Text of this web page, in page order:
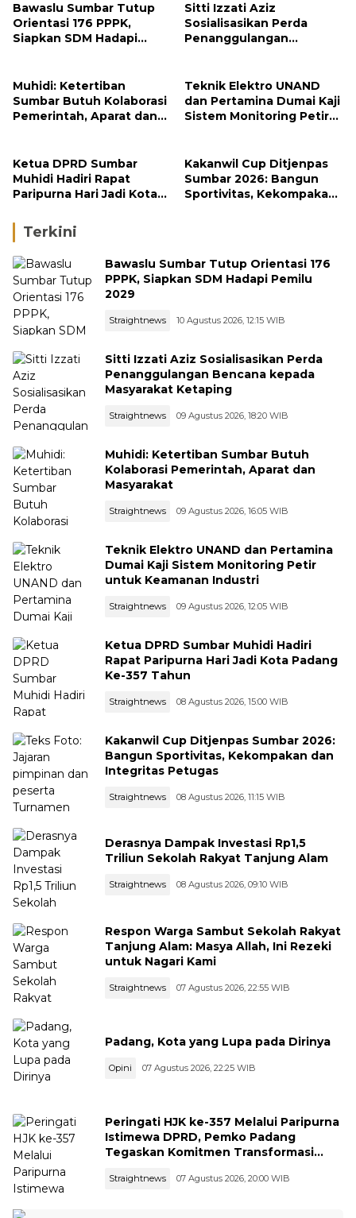
Bawaslu Sumbar Tutup
Orientasi 176 PPPK,
Siapkan SDM Hadapi
Sitti Izzati Aziz
Sosialisasikan Perda
Penanggulangan
Muhidi: Ketertiban
Sumbar Butuh Kolaborasi
Pemerintah, Aparat dan
Teknik Elektro UNAND
dan Pertamina Dumai Kaji
Sistem Monitoring Petir
Ketua DPRD Sumbar
Muhidi Hadiri Rapat
Paripurna Hari Jadi Kota
Kakanwil Cup Ditjenpas
Sumbar 2026: Bangun
Sportivitas, Kekompakan
Terkini
Bawaslu Sumbar Tutup Orientasi 176
PPPK, Siapkan SDM Hadapi Pemilu
2029
Straightnews 10 Agustus 2026, 12:15 WIB
Sitti Izzati Aziz Sosialisasikan Perda
Penanggulangan Bencana kepada
Masyarakat Ketaping
Straightnews 09 Agustus 2026, 18:20 WIB
Muhidi: Ketertiban Sumbar Butuh
Kolaborasi Pemerintah, Aparat dan
Masyarakat
Straightnews 09 Agustus 2026, 16:05 WIB
Teknik Elektro UNAND dan Pertamina
Dumai Kaji Sistem Monitoring Petir
untuk Keamanan Industri
Straightnews 09 Agustus 2026, 12:05 WIB
Ketua DPRD Sumbar Muhidi Hadiri
Rapat Paripurna Hari Jadi Kota Padang
Ke-357 Tahun
Straightnews 08 Agustus 2026, 15:00 WIB
Kakanwil Cup Ditjenpas Sumbar 2026:
Bangun Sportivitas, Kekompakan dan
Integritas Petugas
Straightnews 08 Agustus 2026, 11:15 WIB
Derasnya Dampak Investasi Rp1,5
Triliun Sekolah Rakyat Tanjung Alam
Straightnews 08 Agustus 2026, 09:10 WIB
Respon Warga Sambut Sekolah Rakyat
Tanjung Alam: Masya Allah, Ini Rezeki
untuk Nagari Kami
Straightnews 07 Agustus 2026, 22:55 WIB
Padang, Kota yang Lupa pada Dirinya
Opini 07 Agustus 2026, 22:25 WIB
Peringati HJK ke-357 Melalui Paripurna
Istimewa DPRD, Pemko Padang
Tegaskan Komitmen Transformasi
Straightnews 07 Agustus 2026, 20:00 WIB